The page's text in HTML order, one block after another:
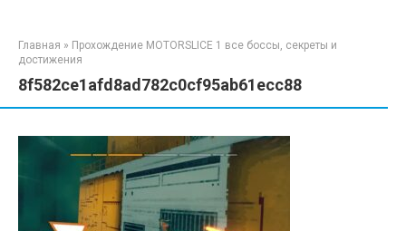
Главная » Прохождение MOTORSLICE 1 все боссы, секреты и
достижения
8f582ce1afd8ad782c0cf95ab61ecc88